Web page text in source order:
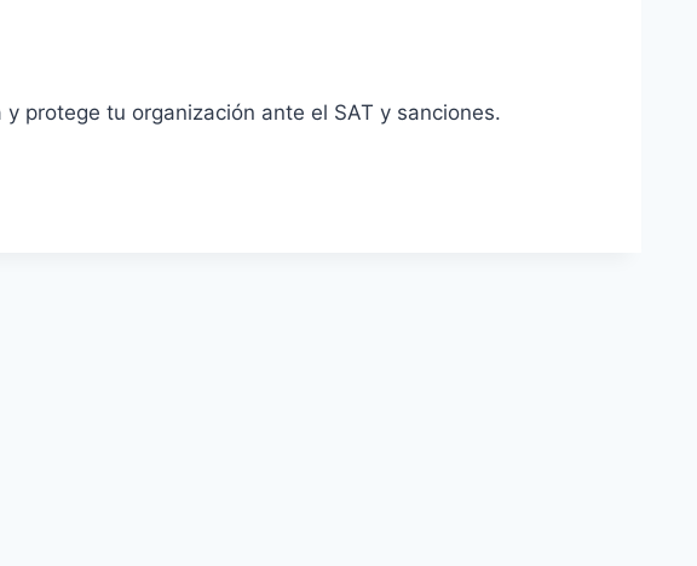
protege tu organización ante el SAT y sanciones.